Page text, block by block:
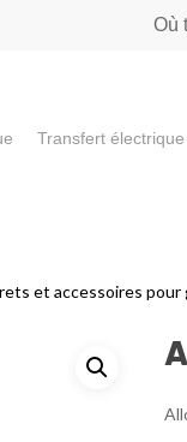
Où
Transfert électrique
et accessoires pour